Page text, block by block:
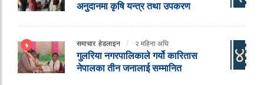
अनुदानमा कृषि यन्त्र तथा उपकरण
समाचार हेडलाइन २ महिना अघि
गुलरिया नगरपालिकाले गर्यो कारितास
नेपालका तीन जनालाई सम्मानित
४